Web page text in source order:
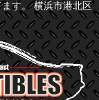
す。 横浜市港北区